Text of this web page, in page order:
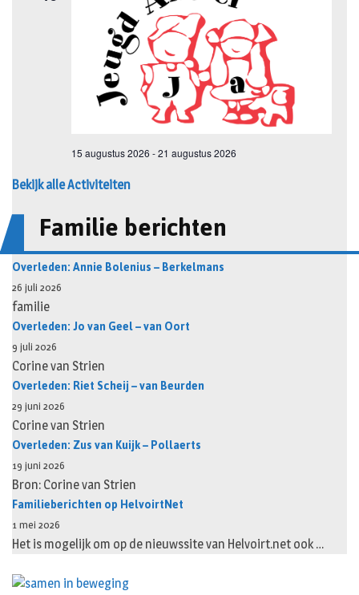
Bekijk alle Activiteiten
Familie berichten
Overleden: Annie Bolenius – Berkelmans
26 juli 2026
familie
Overleden: Jo van Geel – van Oort
9 juli 2026
Corine van Strien
Overleden: Riet Scheij – van Beurden
29 juni 2026
Corine van Strien
Overleden: Zus van Kuijk – Pollaerts
19 juni 2026
Bron: Corine van Strien
Familieberichten op HelvoirtNet
1 mei 2026
Het is mogelijk om op de nieuwssite van Helvoirt.net ook …